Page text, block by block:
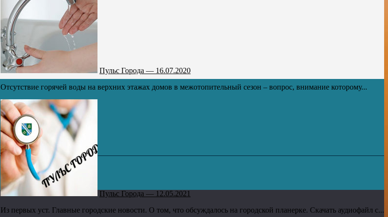
Пульс Города — 16.07.2020
Отсутствие горячей воды на верхних этажах домов в межотопительный сезон – вопрос, внимание которому...
Пульс Города — 12.05.2021
Из первых уст. Главные городские новости. О том, что обсуждалось на городской планерке. Скачать аудиофайл с...